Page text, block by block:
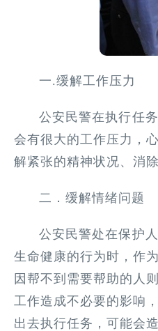
一.缓解工作压力
公安民警在执行任
会有很大的工作压力，
解紧张的精神状况、消
二．缓解情绪问题
公安民警处在保护
生命健康的行为时，作
因帮不到需要帮助的人
工作造成不必要的影响
出去执行任务，可能会